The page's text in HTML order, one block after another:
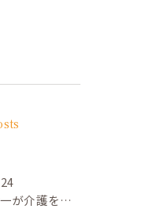
小さな一対一が介護を変える ─ 「ひとりの人間」として向き合う力